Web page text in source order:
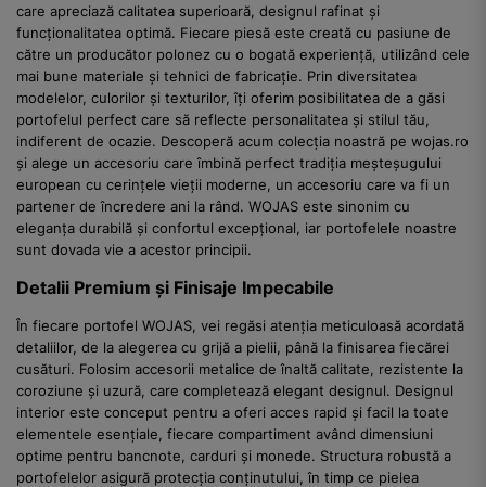
care apreciază calitatea superioară, designul rafinat și
funcționalitatea optimă. Fiecare piesă este creată cu pasiune de
către un producător polonez cu o bogată experiență, utilizând cele
mai bune materiale și tehnici de fabricație. Prin diversitatea
modelelor, culorilor și texturilor, îți oferim posibilitatea de a găsi
portofelul perfect care să reflecte personalitatea și stilul tău,
indiferent de ocazie. Descoperă acum colecția noastră pe wojas.ro
și alege un accesoriu care îmbină perfect tradiția meșteșugului
european cu cerințele vieții moderne, un accesoriu care va fi un
partener de încredere ani la rând. WOJAS este sinonim cu
eleganța durabilă și confortul excepțional, iar portofelele noastre
sunt dovada vie a acestor principii.
Detalii Premium și Finisaje Impecabile
În fiecare portofel WOJAS, vei regăsi atenția meticuloasă acordată
detaliilor, de la alegerea cu grijă a pielii, până la finisarea fiecărei
cusături. Folosim accesorii metalice de înaltă calitate, rezistente la
coroziune și uzură, care completează elegant designul. Designul
interior este conceput pentru a oferi acces rapid și facil la toate
elementele esențiale, fiecare compartiment având dimensiuni
optime pentru bancnote, carduri și monede. Structura robustă a
portofelelor asigură protecția conținutului, în timp ce pielea